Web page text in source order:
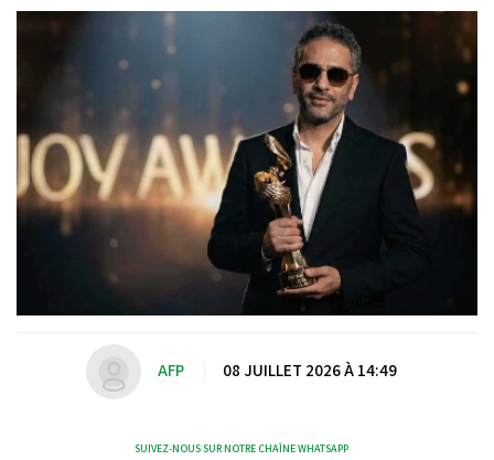
AFP 08 JUILLET 2026 À 14:49
SUIVEZ-NOUS SUR NOTRE CHAÎNE WHATSAPP